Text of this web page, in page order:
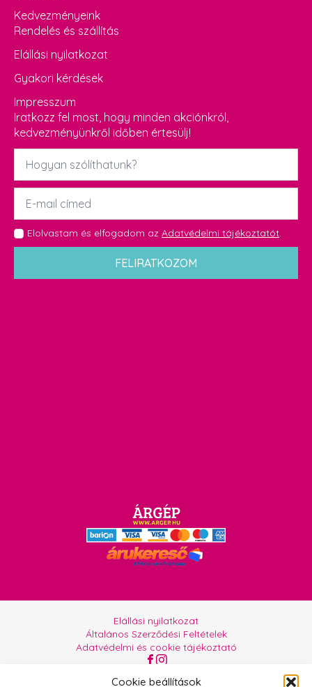
Cookie beállítások
Kedvezményeink
Rendelés és szállítás
Elállási nyilatkozat
Gyakori kérdések
Impresszum
Iratkozz fel most, hogy minden akciónkról,
kedvezményünkről időben értesülj!
Név
Email
GDPR
*
Elolvastam és elfogadom az Adatvédelmi tájékoztatót.
FELIRATKOZOM
Elállási nyilatkozat
Általános Szerződési Feltételek
Adatvédelmi és cookie tájékoztató